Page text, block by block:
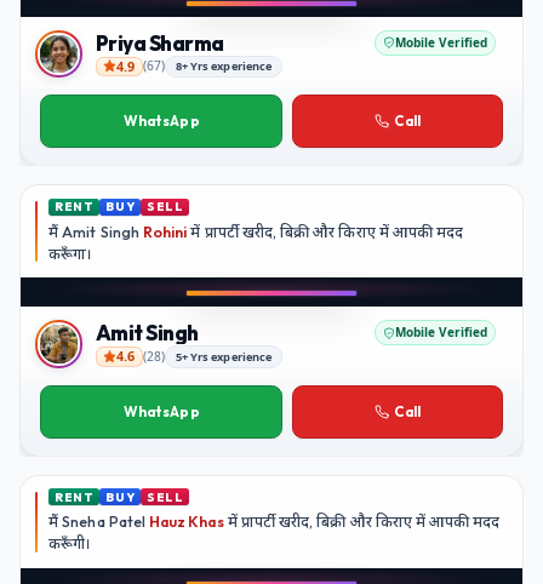
Priya Sharma
Priya Sharma Mobile Verified
4.9 (67) 8+ Yrs experience
WhatsApp Call
RENT BUY SELL
मैंAmit Singh Rohini में प्रापर्टी खरीद, बिक्री और किराए में आपकी मदद
करूँगा।
Amit Singh
Amit Singh Mobile Verified
4.6 (28) 5+ Yrs experience
WhatsApp Call
RENT BUY SELL
मैंSneha Patel Hauz Khasमें प्रापर्टी खरीद, बिक्री और किराए में आपकी मदद
करूँगी।